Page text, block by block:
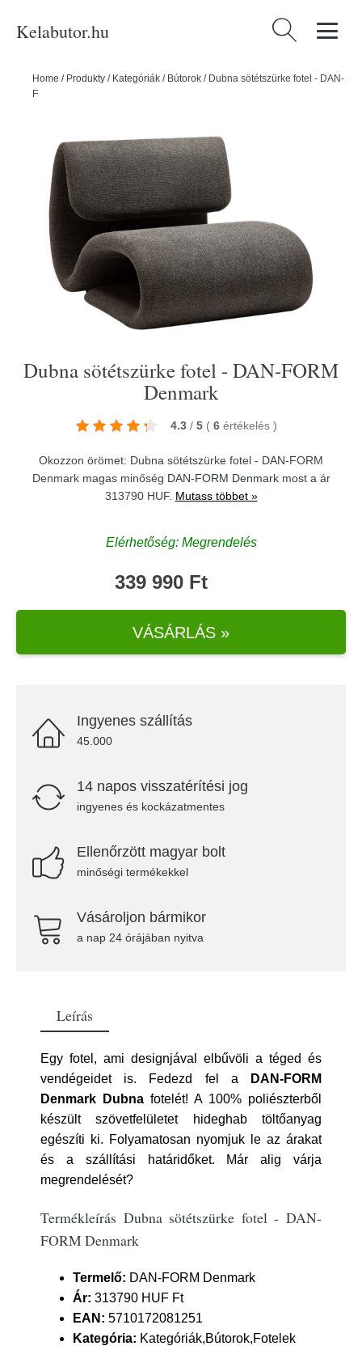
Kelabutor.hu Keresés:
Home / Produkty / Kategóriák / Bútorok / Dubna sötétszürke fotel - DAN-
FORM Denmark
Dubna sötétszürke fotel - DAN-FORM
Denmark
4.3 / 5 ( 6 értékelés )
Okozzon örömet: Dubna sötétszürke fotel - DAN-FORM
Denmark magas minőség DAN-FORM Denmarkmost a ár
313790 HUF. Mutass többet »
Elérhetőség: Megrendelés
339 990 Ft
VÁSÁRLÁS »
Ingyenes szállítás
45.000
14 napos visszatérítési jog
ingyenes és kockázatmentes
Ellenőrzött magyar bolt
minőségi termékekkel
Vásároljon bármikor
a nap 24 órájában nyitva
Leírás
Egy fotel, ami designjával elbűvöli a téged és
vendégeidet is. Fedezd fel a
DAN-FORM
Denmark Dubna fotelét! A 100% poliészterből
készült szövetfelületet hideghab töltőanyag
egészíti ki. Folyamatosan nyomjuk le az árakat
és a szállítási határidőket. Már alig várja
megrendelését?
Termékleírás Dubna sötétszürke fotel - DAN-
FORM Denmark
Termelő: DAN-FORM Denmark
Ár: 313790 HUF Ft
EAN: 5710172081251
Kategória: Kategóriák,Bútorok,Fotelek